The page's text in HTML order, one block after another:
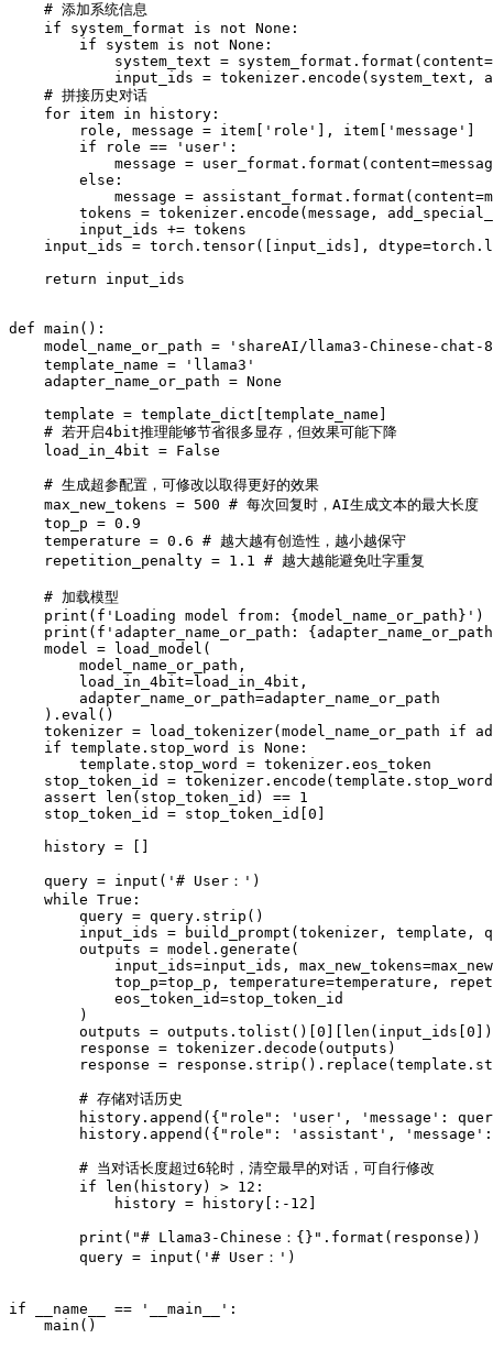
    # 添加系统信息
    if system_format is not None:
        if system is not None:
system_text =
input_ids = tokenizer.encode(system_text,
    # 拼接历史对话
    for item in history:
        role, message = item['role'], item['message']
        if role == 'user':
message =
        else:
message =
tokens = tokenizer.encode(message,
        input_ids += tokens
input_ids = torch.tensor([input_ids],
    return input_ids
def main():
model_name_or_path = 'shareAI/llama3-Chinese-chat-8b'
    template_name = 'llama3'
    adapter_name_or_path = None
    template = template_dict[template_name]
    # 若开启4bit推理能够节省很多显存，但效果可能下降
    load_in_4bit = False
    # 生成超参配置，可修改以取得更好的效果
    max_new_tokens = 500 # 每次回复时，AI生成文本的最大长度
    top_p = 0.9
    temperature = 0.6 # 越大越有创造性，越小越保守
    repetition_penalty = 1.1 # 越大越能避免吐字重复
    # 加载模型
    print(f'Loading model from: {model_name_or_path}')
print(f'adapter_name_or_path:
    model = load_model(
        model_name_or_path,
        load_in_4bit=load_in_4bit,
        adapter_name_or_path=adapter_name_or_path
    ).eval()
tokenizer = load_tokenizer(model_name_or_path if
    if template.stop_word is None:
        template.stop_word = tokenizer.eos_token
stop_token_id =
    assert len(stop_token_id) == 1
    stop_token_id = stop_token_id[0]
    history = []
    query = input('# User：')
    while True:
        query = query.strip()
input_ids = build_prompt(tokenizer, template,
        outputs = model.generate(
input_ids=input_ids,
top_p=top_p, temperature=temperature,
            eos_token_id=stop_token_id
        )
outputs =
        response = tokenizer.decode(outputs)
response =
        # 存储对话历史
history.append({"role": 'user', 'message':
history.append({"role": 'assistant',
        # 当对话长度超过6轮时，清空最早的对话，可自行修改
        if len(history) > 12:
            history = history[:-12]
        print("# Llama3-Chinese：{}".format(response))
        query = input('# User：')
if __name__ == '__main__':